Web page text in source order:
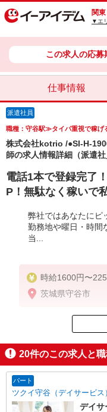
関東
▼エ
この求人の応募
仕事情報
派遣社員
職種：守谷駅≫タイパ重視で稼げ
株式会社kotrio /●SI-H-
師の求人情報詳細（派遣
電話1本で登録完了
P！無駄なく稼いで
弊社ではあなたにピ
勤務地や曜日・時間
当...
時給1600円〜
全支給(ガソリン
茨城県守谷市
20件のこの求人と
パート
ツクイ守谷（デイサービス
デイ